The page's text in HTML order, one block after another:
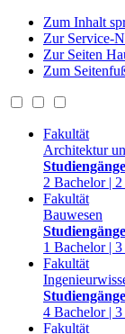
Zum Inhalt
Zur Service-
Zur Seiten
Zum
Fakultät
Architektur
Studiengänge
2 Bachelor |
Fakultät
Bauwesen
Studiengänge
1 Bachelor |
Fakultät
Studiengänge
4 Bachelor |
Fakultät